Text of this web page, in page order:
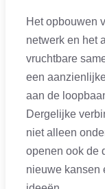
Het opbouwen
netwerk en het
vruchtbare
een
aan de
Dergelijke
niet alleen
openen ook de
nieuwe kansen